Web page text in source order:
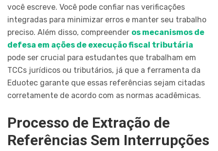
você escreve. Você pode confiar nas verificações
integradas para minimizar erros e manter seu trabalho
preciso. Além disso, compreender os mecanismos de
defesa em ações de execução fiscal tributária
pode ser crucial para estudantes que trabalham em
TCCs jurídicos ou tributários, já que a ferramenta da
Eduotec garante que essas referências sejam citadas
corretamente de acordo com as normas acadêmicas.
Processo de Extração de
Referências Sem Interrupções